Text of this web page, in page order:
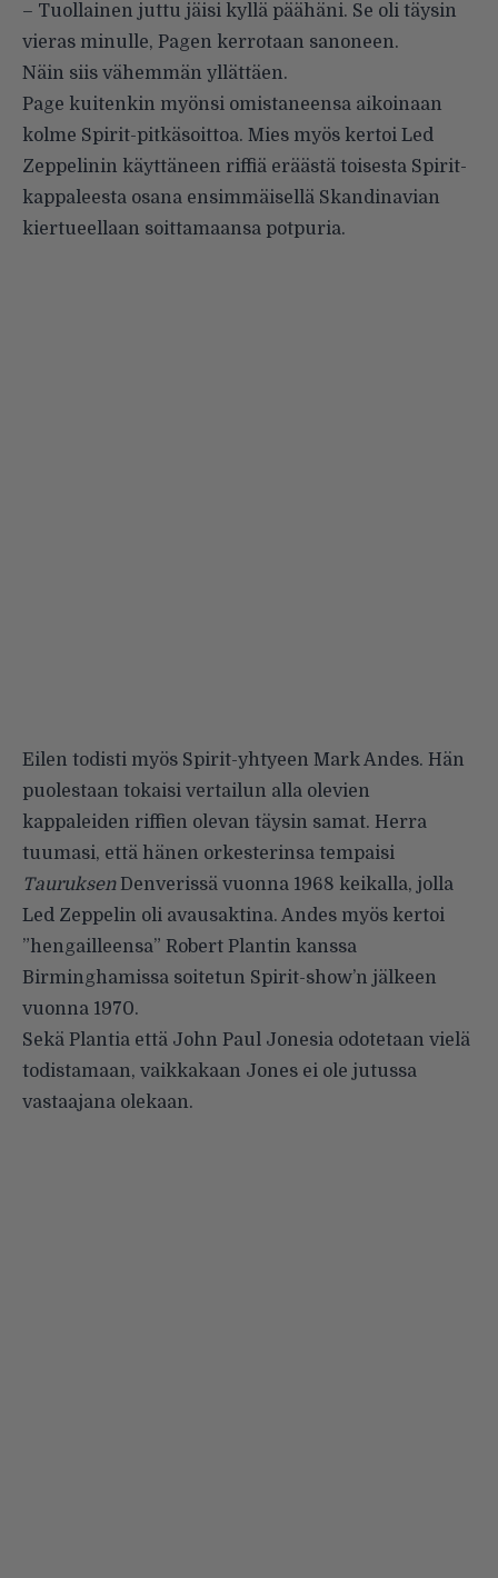
– Tuollainen juttu jäisi kyllä päähäni. Se oli täysin
vieras minulle, Pagen kerrotaan sanoneen.
Näin siis vähemmän yllättäen.
Page kuitenkin myönsi omistaneensa aikoinaan
kolme Spirit-pitkäsoittoa. Mies myös kertoi Led
Zeppelinin käyttäneen riffiä eräästä toisesta Spirit-
kappaleesta osana ensimmäisellä Skandinavian
kiertueellaan soittamaansa potpuria.
Eilen todisti myös Spirit-yhtyeen Mark Andes. Hän
puolestaan tokaisi vertailun alla olevien
kappaleiden riffien olevan täysin samat. Herra
tuumasi, että hänen orkesterinsa tempaisi
TauruksenDenverissä vuonna 1968 keikalla, jolla
Led Zeppelin oli avausaktina. Andes myös kertoi
”hengailleensa” Robert Plantin kanssa
Birminghamissa soitetun Spirit-show’n jälkeen
vuonna 1970.
Sekä Plantia että John Paul Jonesia odotetaan vielä
todistamaan, vaikkakaan Jones ei ole jutussa
vastaajana olekaan.